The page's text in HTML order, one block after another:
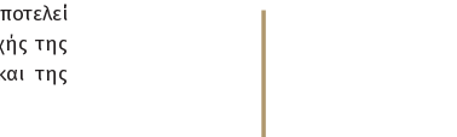
της
της